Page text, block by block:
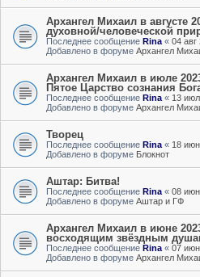
Архангел Михаил в августе
духовной/человеческой
Последнее сообщение Rina « 04 авг
Добавлено в форуме Архангел
Архангел Михаил в июле
Пятое Царство сознания
Последнее сообщение Rina « 13
Добавлено в форуме Архангел
Творец
Последнее сообщение Rina « 18
Добавлено в форуме Блокнот
Аштар: Битва!
Последнее сообщение Rina « 08
Добавлено в форуме Аштар и ГФ
Архангел Михаил в июне
восходящим звёздным
Последнее сообщение Rina « 07
Добавлено в форуме Архангел